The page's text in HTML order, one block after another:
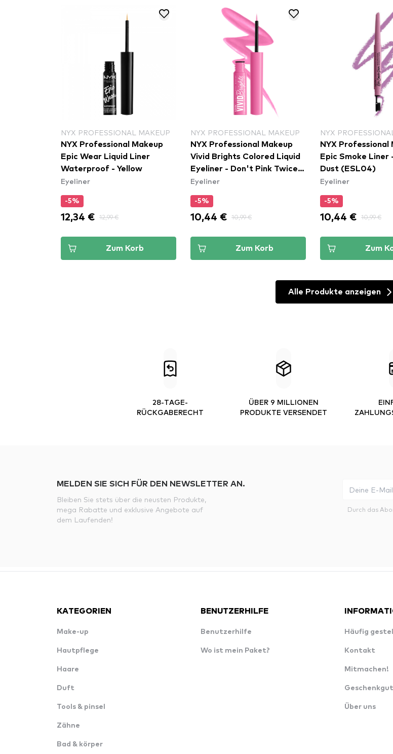
NYX PROFESSIONAL MAKEUP
NYX Professional Makeup
Epic Wear Liquid Liner
Waterproof - Yellow
Eyeliner
-5%
12,34 € 12,99 €
Zum Korb
NYX PROFESSIONAL MAKEUP
NYX Professional Makeup
Vivid Brights Colored Liquid
Eyeliner - Don't Pink Twice
(VBLL08)
Eyeliner
-5%
10,44 € 10,99 €
Zum Korb
NYX
NYX Professional
Epic Smoke Liner
Dust (ESL04)
Eyeliner
-5%
10,44 € 10,99 €
Zum
Alle Produkte anzeigen
28-TAGE-
RÜCKGABERECHT
ÜBER 9 MILLIONEN
PRODUKTE VERSENDET
MELDEN SIE SICH FÜR DEN NEWSLETTER AN.
Bleiben Sie stets über die neusten Produkte,
mega Rabatte und exklusive Angebote auf
dem Laufenden!
Durch das
KATEGORIEN
Make-up
Hautpflege
Haare
Duft
Tools & pinsel
Zähne
Bad & körper
BENUTZERHILFE
Benutzerhilfe
Wo ist mein Paket?
Häufig
Kontakt
Mitmachen!
Über uns